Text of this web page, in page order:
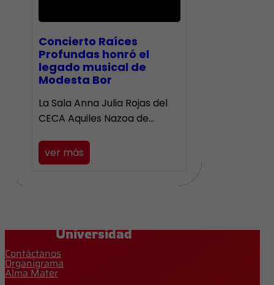
​Concierto Raíces
Profundas honró el
legado musical de
Modesta Bor
La Sala Anna Julia Rojas del
CECA Aquiles Nazoa de…
ver más
Universidad
Contáctanos
Organigrama
Alma Mater